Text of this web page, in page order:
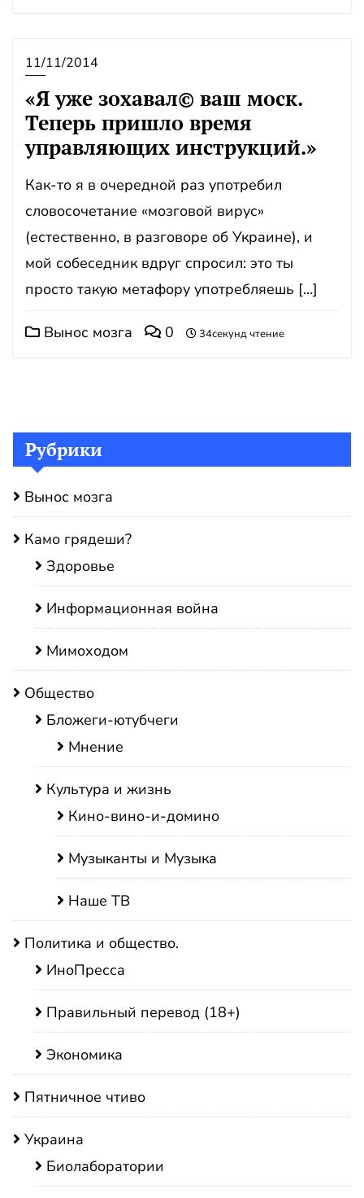
11/11/2014
«Я уже зохавал© ваш моск.
Теперь пришло время
управляющих инструкций.»
Как-то я в очередной раз употребил
словосочетание «мозговой вирус»
(естественно, в разговоре об Украине), и
мой собеседник вдруг спросил: это ты
просто такую метафору употребляешь […]
Вынос мозга 0 34секунд чтение
Рубрики
Вынос мозга
Камо грядеши?
Здоровье
Информационная война
Мимоходом
Общество
Бложеги-ютубчеги
Мнение
Культура и жизнь
Кино-вино-и-домино
Музыканты и Музыка
Наше ТВ
Политика и общество.
ИноПресса
Правильный перевод (18+)
Экономика
Пятничное чтиво
Украина
Биолаборатории